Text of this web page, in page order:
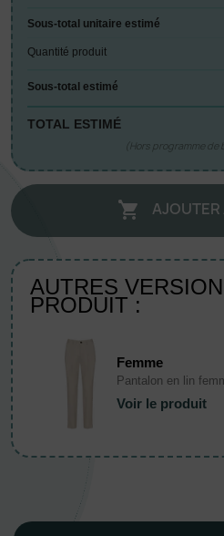
Sous-total unitaire estimé
Quantité produit
Sous-total estimé
TOTAL ESTIMÉ
(Hors programme
 AJOUTER
AUTRES
PRODUIT :
Femme
Pantalon en lin
Voir le produit